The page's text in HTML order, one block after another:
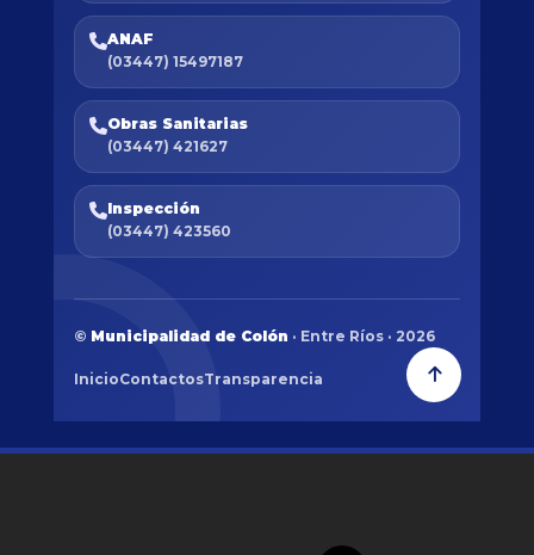
ANAF
(03447) 15497187
Obras Sanitarias
(03447) 421627
Inspección
(03447) 423560
© Municipalidad de Colón · Entre Ríos · 2026
InicioContactosTransparencia